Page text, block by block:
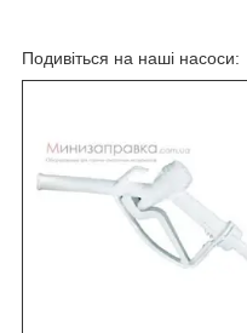
Подивіться на наші насоси: